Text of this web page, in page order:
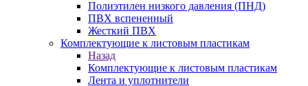
Полиэтилен низкого давления (ПНД)
ПВХ вспененный
Жесткий ПВХ
Комплектующие к листовым пластикам
Назад
Комплектующие к листовым пластикам
Лента и уплотнители